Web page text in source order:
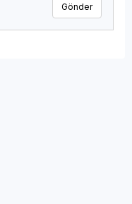
Gönder